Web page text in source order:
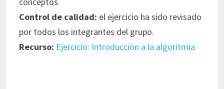
Control de calidad: el ejercicio ha sido revisado
por todos los integrantes del grupo.
Recurso: Ejercicio: Introducción a la algoritmia